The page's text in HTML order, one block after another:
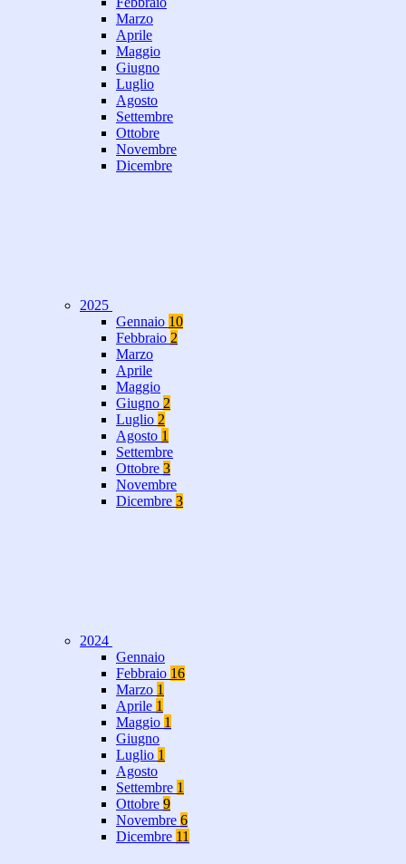
Marzo
Aprile
Maggio
Giugno
Luglio
Agosto
Settembre
Ottobre
Novembre
Dicembre
2025
Gennaio 10
Febbraio 2
Marzo
Aprile
Maggio
Giugno 2
Luglio 2
Agosto 1
Settembre
Ottobre 3
Novembre
Dicembre 3
2024
Gennaio
Febbraio 16
Marzo 1
Aprile 1
Maggio 1
Giugno
Luglio 1
Agosto
Settembre 1
Ottobre 9
Novembre 6
Dicembre 11